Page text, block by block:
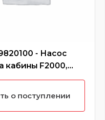
- Насос
кабины F2000,
(Без
о поступлении